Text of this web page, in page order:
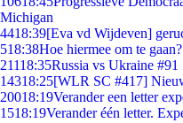
Michigan
4418:39[Eva vd Wijdeven]
518:38Hoe hiermee om te gaan?
21118:35Russia vs Ukraine #91
14318:25[WLR SC #417]
20018:19Verander een letter
1518:19Verander één letter.